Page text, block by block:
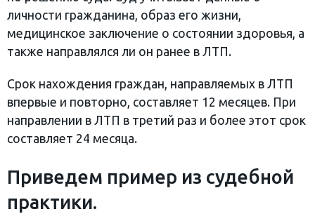
личности гражданина, образ его жизни,
медицинское заключение о состоянии здоровья, а
также направлялся ли он ранее в ЛТП.
Срок нахождения граждан, направляемых в ЛТП
впервые и повторно, составляет 12 месяцев. При
направлении в ЛТП в третий раз и более этот срок
составляет 24 месяца.
Приведем пример из судебной
практики.